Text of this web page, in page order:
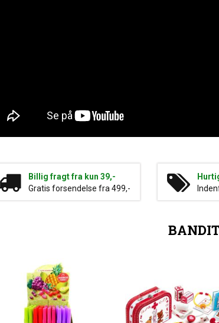
Billig fragt fra kun 39,-
Gratis forsendelse fra 499,-